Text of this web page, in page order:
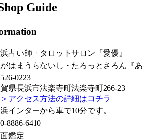
Guide
占い師・タロットサロン『愛優』
はまうらないし・たろっとさろん『
0223
県長浜市法楽寺町法楽寺町266-23
＞アクセス方法の詳細はコチラ
インターから車で10分です。
8886-6410
鑑定